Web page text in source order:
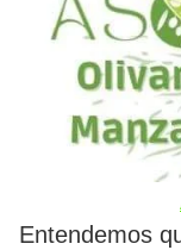
Entendemos